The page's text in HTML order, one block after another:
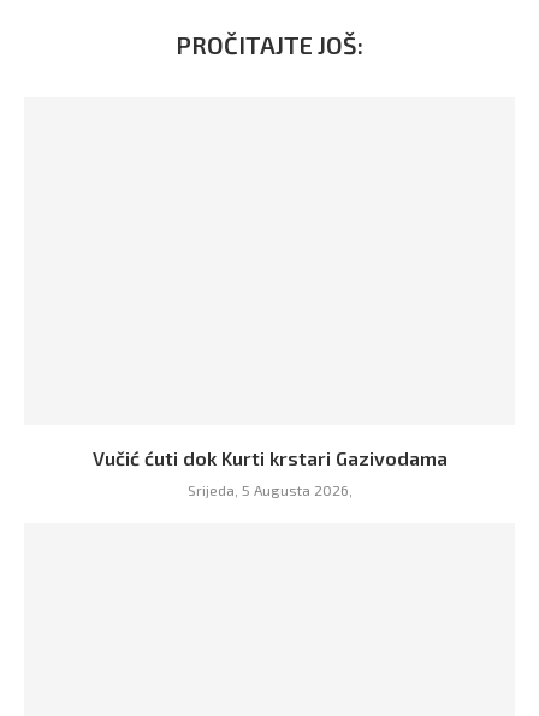
PROČITAJTE JOŠ:
Vučić ćuti dok Kurti krstari Gazivodama
Srijeda, 5 Augusta 2026,